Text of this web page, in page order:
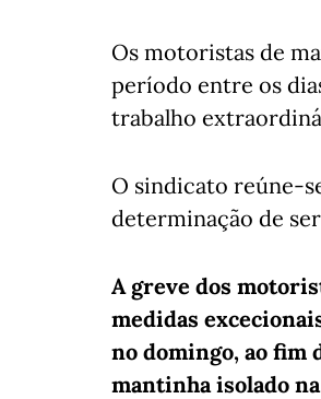
Os motoristas de
período entre os
trabalho
O sindicato reúne-
determinação de
A greve dos
medidas
no domingo, ao fim
mantinha isolado